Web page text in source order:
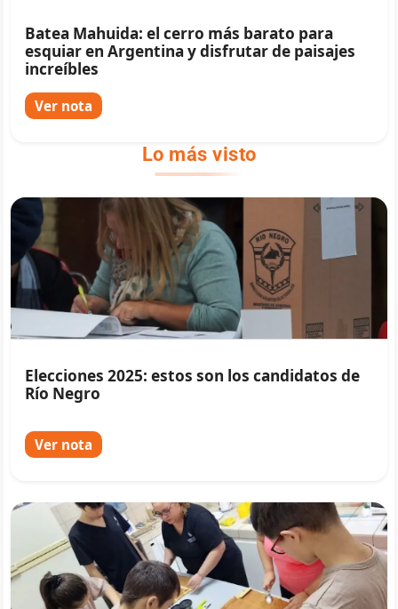
Batea Mahuida: el cerro más barato para
esquiar en Argentina y disfrutar de paisajes
increíbles
Ver nota
Lo más visto
Elecciones 2025: estos son los candidatos de
Río Negro
Ver nota